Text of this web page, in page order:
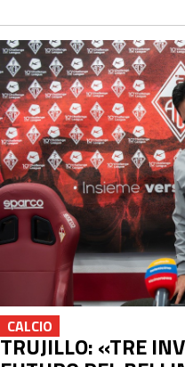
CALCIO
TRUJILLO: «TRE